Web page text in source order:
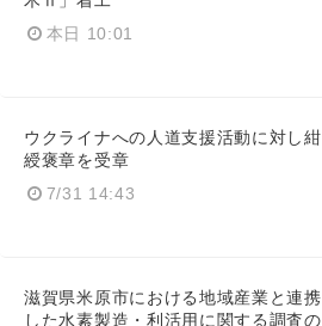
本日 10:01
ウクライナへの人道支援活動に対し紺
綬褒章を受章
7/31 14:43
滋賀県米原市における地域産業と連携
した水素製造・利活用に関する調査の